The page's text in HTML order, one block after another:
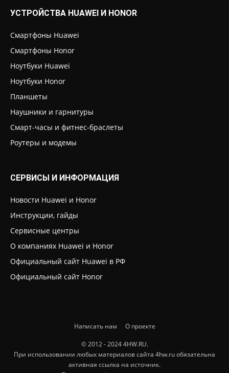
УСТРОЙСТВА HUAWEI И HONOR
Смартфоны Huawei
Смартфоны Honor
Ноутбуки Huawei
Ноутбуки Honor
Планшеты
Наушники и гарнитуры
Смарт-часы и фитнес-браслеты
Роутеры и модемы
СЕРВИСЫ И ИНФОРМАЦИЯ
Новости Huawei и Honor
Инструкции, гайды
Сервисные центры
О компаниях Huawei и Honor
Официальный сайт Huawei в РФ
Официальный сайт Honor
Написать нам О проекте
© 2012 - 2024 4HW.RU.
При использовании любых материалов сайта 4hw.ru обязательна
активная ссылка на источник.